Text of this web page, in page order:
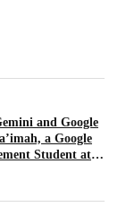
and Google
a Google
Student at